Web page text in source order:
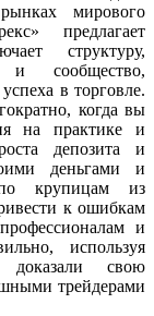
мирового
предлагает
структуру,
и сообщество,
в торговле.
когда вы
на практике и
депозита и
деньгами и
крупицам из
к ошибкам
и
используя
свою
трейдерами